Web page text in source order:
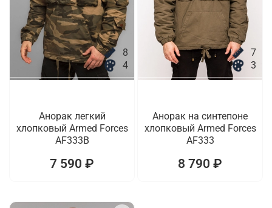
8
4
Анорак легкий
хлопковый Armed Forces
AF333B
7 590 ₽
7
3
Анорак на синтепоне
хлопковый Armed Forces
AF333
8 790 ₽